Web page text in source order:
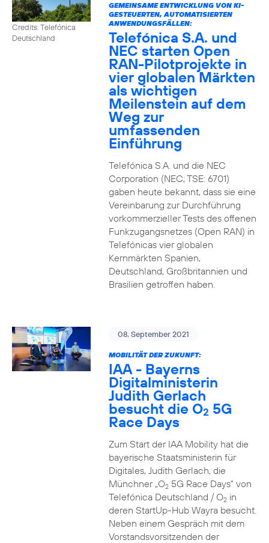
Credits: Telefónica
Deutschland
GEMEINSAME ENTWICKLUNG VON KI-
GESTEUERTEN, AUTOMATISIERTEN
ANWENDUNGSFÄLLEN:
Telefónica S.A. und
NEC starten Open
RAN-Pilotprojekte in
vier globalen Märkten
als wichtigen
Meilenstein auf dem
Weg zur
umfassenden
Einführung
Telefónica S.A. und die NEC
Corporation (NEC; TSE: 6701)
gaben heute bekannt, dass sie eine
Vereinbarung zur Durchführung
vorkommerzieller Tests des offenen
Funkzugangsnetzes (Open RAN) in
Telefónicas vier globalen
Kernmärkten Spanien,
Deutschland, Großbritannien und
Brasilien getroffen haben.
08. September 2021
MOBILITÄT DER ZUKUNFT:
IAA - Bayerns
Digitalministerin
Judith Gerlach
besucht die O2 5G
Race Days
Zum Start der IAA Mobility hat die
bayerische Staatsministerin für
Digitales, Judith Gerlach, die
Münchner „O25G Race Days“ von
Telefónica Deutschland / O2in
deren StartUp-Hub Wayra besucht.
Neben einem Gespräch mit dem
Vorstandsvorsitzenden der